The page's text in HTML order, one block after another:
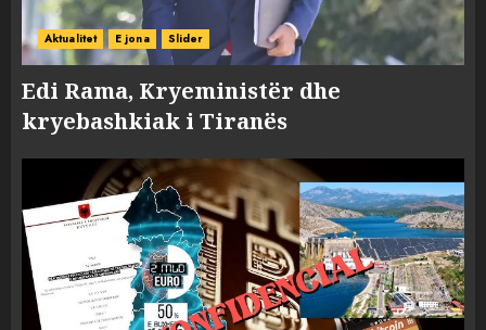
Aktualitet E jona Slider
Edi Rama, Kryeministër dhe
kryebashkiak i Tiranës